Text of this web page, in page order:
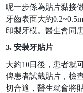
呢一步係為貼片黏接
牙齒表面大約
印製牙模。醫生會同
3. 安裝牙貼片
大約10日後，患者就
俾患者試戴貼片，檢
切合適，醫生就會將